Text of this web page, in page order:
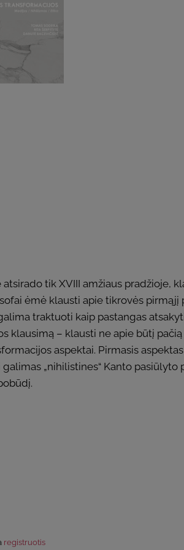
tik XVIII amžiaus pradžioje,
ėmė klausti apie tikrovės
traktuoti kaip pastangas
klausimą – klausti ne apie būtį
aspektai. Pirmasis
„nihilistines“ Kanto
registruotis